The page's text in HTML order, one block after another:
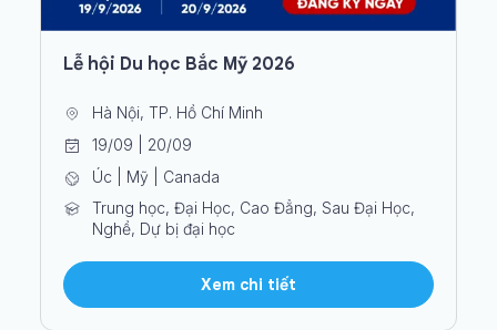
Lễ hội Du học Bắc Mỹ 2026
Hà Nội, TP. Hồ Chí Minh
19/09 | 20/09
Úc | Mỹ | Canada
Trung học, Đại Học, Cao Đẳng, Sau Đại Học,
Nghề, Dự bị đại học
Xem chi tiết